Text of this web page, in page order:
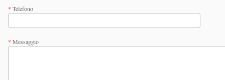
* Telefono
* Messaggio